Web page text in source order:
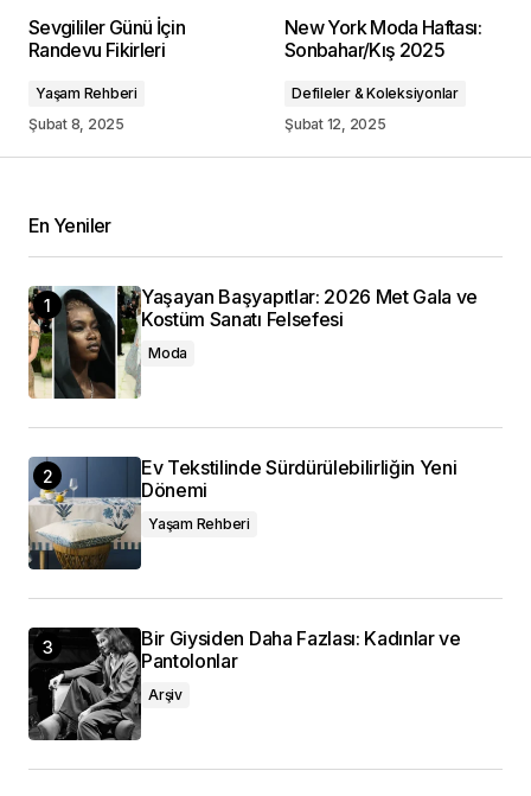
Sevgililer Günü İçin
Randevu Fikirleri
Yaşam Rehberi
Şubat 8, 2025
New York Moda Haftası:
Sonbahar/Kış 2025
Defileler & Koleksiyonlar
Şubat 12, 2025
En Yeniler
Yaşayan Başyapıtlar: 2026 Met Gala ve
Kostüm Sanatı Felsefesi
Moda
Ev Tekstilinde Sürdürülebilirliğin Yeni
Dönemi
Yaşam Rehberi
Bir Giysiden Daha Fazlası: Kadınlar ve
Pantolonlar
Arşiv